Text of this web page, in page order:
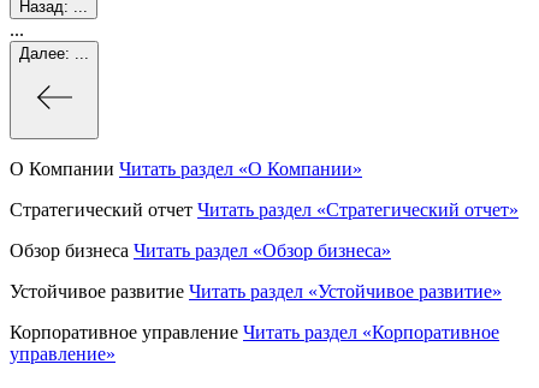
Назад:
...
Далее:
О Компании Читать раздел «О Компании»
Стратегический отчет Читать раздел «Стратегический отчет»
Обзор бизнеса Читать раздел «Обзор бизнеса»
Устойчивое развитие Читать раздел «Устойчивое развитие»
Корпоративное управление Читать раздел «Корпоративное
управление»